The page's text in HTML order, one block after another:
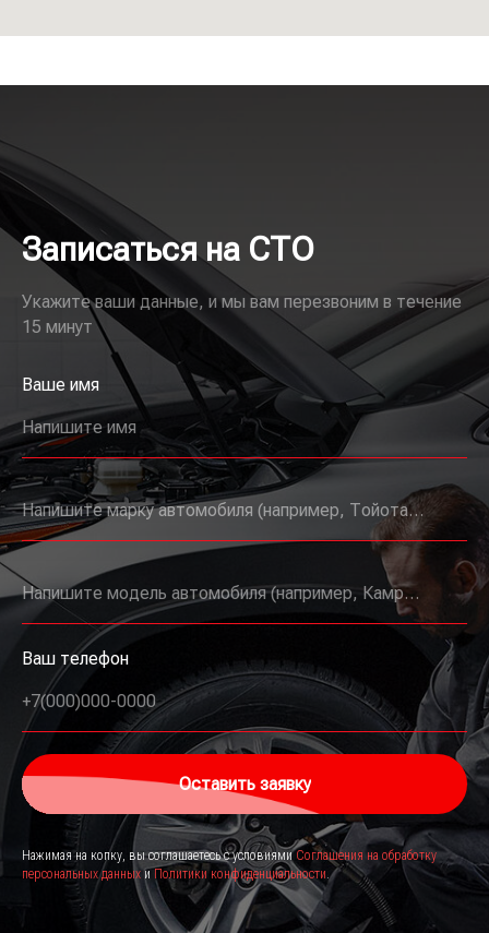
Записаться на СТО
Укажите ваши данные, и мы вам перезвоним в течение
15 минут
Ваше имя
Напишите имя
Напишите марку автомобиля (например, Тойота, Мерседес и т.д.)
Напишите модель автомобиля (например, Камри, E63 и т.д.)
Ваш телефон
+7(000)000-0000
Оставить заявку
Нажимая на копку, вы соглашаетесь с условиямиСоглашения на обработку
персональных данныхи Политики конфиденциальности.